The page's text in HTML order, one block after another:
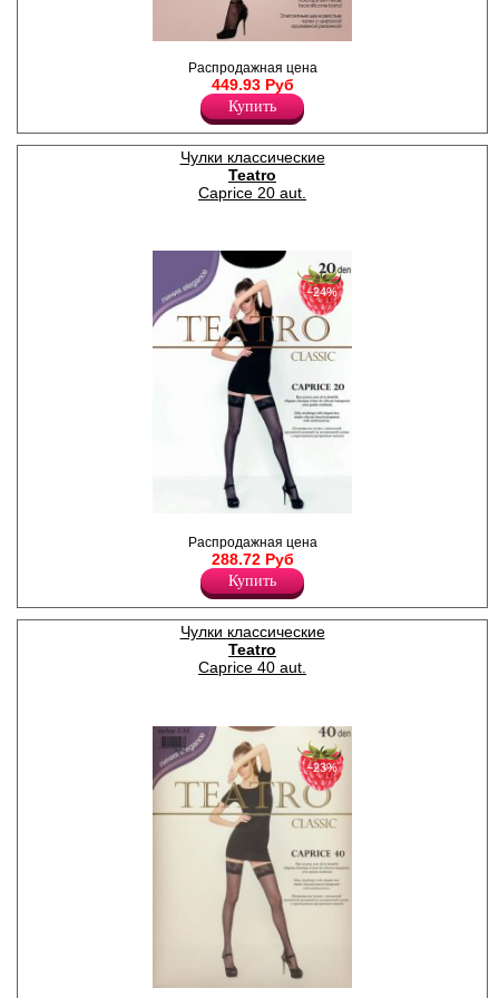
чулки с широкой кружевной
резинкой на силиконовой
основе и прозрачным
укреплённым мыском.
Плотность 20ден
Полиамид 90%
Эластан 10%
Распродажная цена
449.93 Руб
Купить
Чулки классические
Teatro
Caprice 20 aut.
кружевной резинкой (8 см)
на силиконовой основе,
укреплённый прозрачный
мысок.
Плотность 20ден
Лайкра 15%
Полиамид 85%
−24%
Распродажная цена
288.72 Руб
Купить
Чулки классические
Teatro
Caprice 40 aut.
−23%